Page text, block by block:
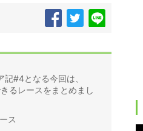
#4となる今回は、
るレースをまとめまし
ス